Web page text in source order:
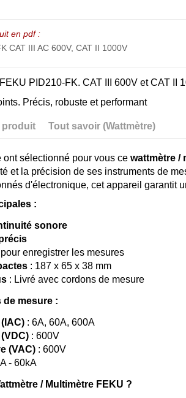
en pdf :
CAT III AC 600V, CAT II 1000V
PID210-FK. CAT III 600V et CAT II
Précis, robuste et performant
produit Tout savoir (Wattmètre)
ont sélectionné pour vous cewattmètre /
et la précision de ses instruments de
d'électronique, cet appareil garantit
:
sonore
pour enregistrer les mesures
: 187 x 65 x 38 mm
: Livré avec cordons de mesure
de mesure :
: 6A, 60A, 600A
: 600V
(VAC) : 600V
- 60kA
/ Multimètre FEKU ?